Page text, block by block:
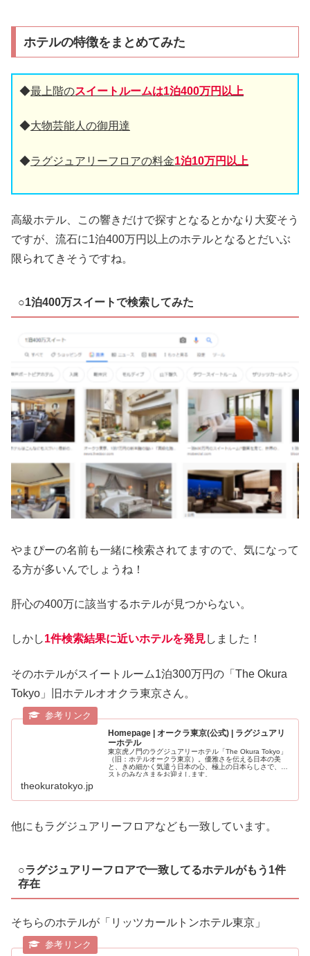
ホテルの特徴をまとめてみた
◆最上階のスイートルームは1泊400万円以上
◆大物芸能人の御用達
◆ラグジュアリーフロアの料金1泊10万円以上
高級ホテル、この響きだけで探すとなるとかなり大変そう
ですが、流石に1泊400万円以上のホテルとなるとだいぶ
限られてきそうですね。
○1泊400万スイートで検索してみた
やまぴーの名前も一緒に検索されてますので、気になって
る方が多いんでしょうね！
肝心の400万に該当するホテルが見つからない。
しかし1件検索結果に近いホテルを発見しました！
そのホテルがスイートルーム1泊300万円の「The Okura
Tokyo」旧ホテルオオクラ東京さん。
Homepage | オークラ東京(公式) | ラグジュアリ
ーホテル
東京虎ノ門のラグジュアリーホテル「The Okura Tokyo」
（旧：ホテルオークラ東京）。優雅さを伝える日本の美
と、きめ細かく気遣う日本の心、極上の日本らしさで、ゲ
ストのみなさまをお迎えします。
theokuratokyo.jp
他にもラグジュアリーフロアなども一致しています。
○ラグジュアリーフロアで一致してるホテルがもう1件
存在
そちらのホテルが「リッツカールトンホテル東京」